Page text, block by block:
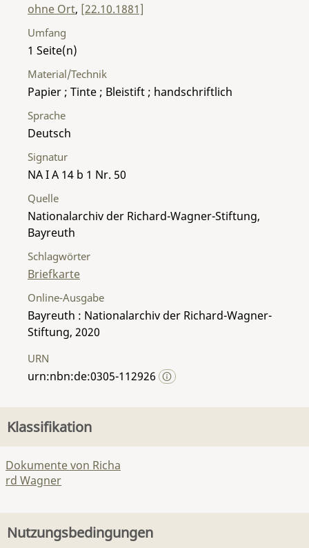
ohne Ort, [22.10.1881]
Umfang
1
Material/Technik
Papier ; Tinte ; Bleistift ; handschriftlich
Sprache
Deutsch
Signatur
NA I A 14 b 1 Nr. 50
Quelle
Nationalarchiv der Richard-Wagner-Stiftung,
Bayreuth
Schlagwörter
Briefkarte
Online-Ausgabe
Bayreuth : Nationalarchiv der Richard-Wagner-
Stiftung, 2020
URN
urn:nbn:de:0305-112926
Klassifikation
Dokumente von Richa
rd Wagner
Nutzungsbedingungen